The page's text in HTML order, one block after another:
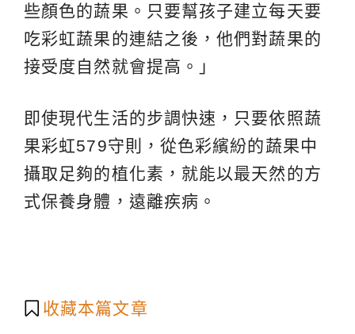
些顏色的蔬果。只要幫孩子建立每天要
吃彩虹蔬果的連結之後，他們對蔬果的
接受度自然就會提高。」
即使現代生活的步調快速，只要依照蔬
果彩虹579守則，從色彩繽紛的蔬果中
攝取足夠的植化素，就能以最天然的方
式保養身體，遠離疾病。
收藏本篇文章